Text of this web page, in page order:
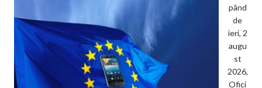
pând
de
ieri, 2
augu
st
2026,
Ofici